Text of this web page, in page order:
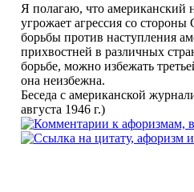
Я полагаю, что американский
угрожает агрессия со
борьбы против наступления
прихвостней в различных
борьбе, можно избежать
она неизбежна.
Беседа с американской
августа 1946 г.)